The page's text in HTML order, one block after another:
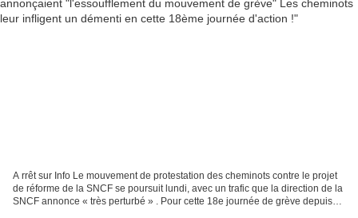
A rrêt sur Info Le mouvement de protestation des cheminots contre le projet
de réforme de la SNCF se poursuit lundi, avec un trafic que la direction de la
SNCF annonce « très perturbé » . Pour cette 18e journée de grève depuis